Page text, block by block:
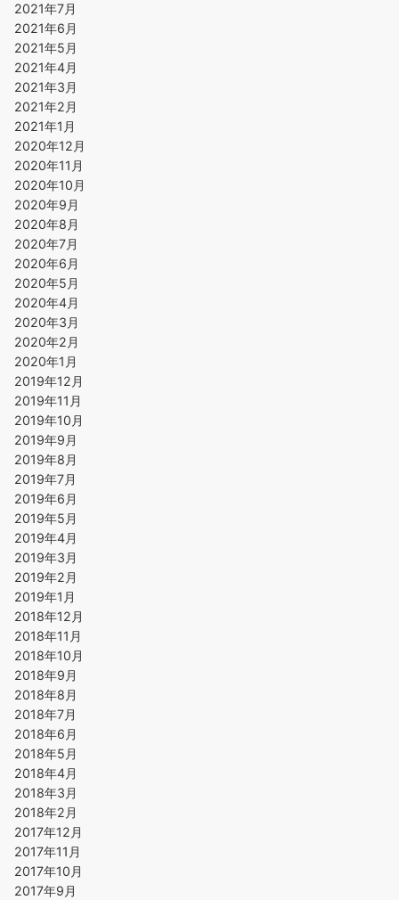
2021年7月
2021年6月
2021年5月
2021年4月
2021年3月
2021年2月
2021年1月
2020年12月
2020年11月
2020年10月
2020年9月
2020年8月
2020年7月
2020年6月
2020年5月
2020年4月
2020年3月
2020年2月
2020年1月
2019年12月
2019年11月
2019年10月
2019年9月
2019年8月
2019年7月
2019年6月
2019年5月
2019年4月
2019年3月
2019年2月
2019年1月
2018年12月
2018年11月
2018年10月
2018年9月
2018年8月
2018年7月
2018年6月
2018年5月
2018年4月
2018年3月
2018年2月
2017年12月
2017年11月
2017年10月
2017年9月